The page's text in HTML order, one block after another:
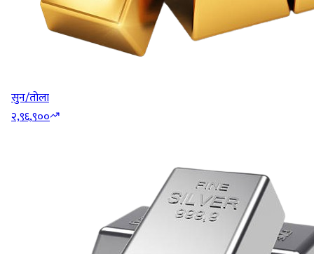
सुन/तोला
२,९६,९००